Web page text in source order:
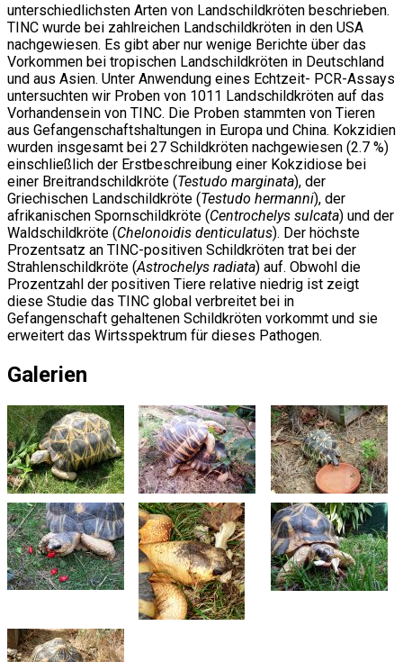
unterschiedlichsten Arten von Landschildkröten beschrieben.
TINC wurde bei zahlreichen Landschildkröten in den USA
nachgewiesen. Es gibt aber nur wenige Berichte über das
Vorkommen bei tropischen Landschildkröten in Deutschland
und aus Asien. Unter Anwendung eines Echtzeit- PCR-Assays
untersuchten wir Proben von 1011 Landschildkröten auf das
Vorhandensein von TINC. Die Proben stammten von Tieren
aus Gefangenschaftshaltungen in Europa und China. Kokzidien
wurden insgesamt bei 27 Schildkröten nachgewiesen (2.7 %)
einschließlich der Erstbeschreibung einer Kokzidiose bei
einer Breitrandschildkröte (Testudo marginata), der
Griechischen Landschildkröte (Testudo hermanni), der
afrikanischen Spornschildkröte (Centrochelys sulcata) und der
Waldschildkröte (Chelonoidis denticulatus). Der höchste
Prozentsatz an TINC-positiven Schildkröten trat bei der
Strahlenschildkröte (Astrochelys radiata) auf. Obwohl die
Prozentzahl der positiven Tiere relative niedrig ist zeigt
diese Studie das TINC global verbreitet bei in
Gefangenschaft gehaltenen Schildkröten vorkommt und sie
erweitert das Wirtsspektrum für dieses Pathogen.
Galerien